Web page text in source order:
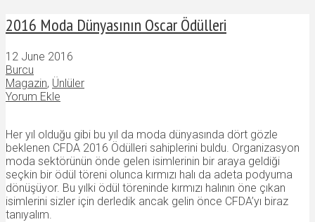
2016 Moda Dünyasının Oscar Ödülleri
12 June 2016
Burcu
Magazin, Ünlüler
Yorum Ekle
Her yıl olduğu gibi bu yıl da moda dünyasında dört gözle
beklenen CFDA 2016 Ödülleri sahiplerini buldu. Organizasyon
moda sektörünün önde gelen isimlerinin bir araya geldiği
seçkin bir ödül töreni olunca kırmızı halı da adeta podyuma
dönüşüyor. Bu yılki ödül töreninde kırmızı halının öne çıkan
isimlerini sizler için derledik ancak gelin önce CFDA’yı biraz
tanıyalım.